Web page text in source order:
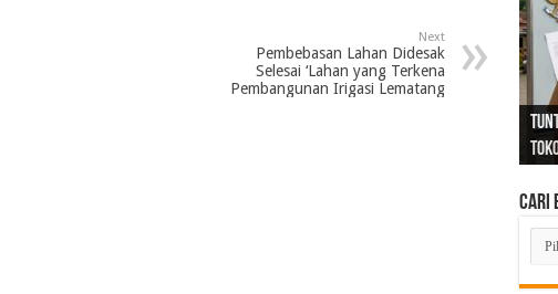
Next
Pembebasan Lahan Didesak
Selesai ‘Lahan yang Terkena
Pembangunan Irigasi Lematang
Cari
Cari
di